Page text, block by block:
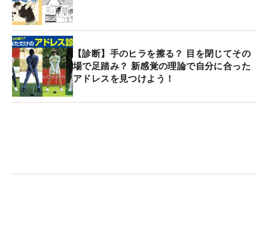
【診断】手のヒラを擦る？ 目を閉じてその
場で足踏み？ 新感覚の理論で自分に合った
アドレスを見つけよう！